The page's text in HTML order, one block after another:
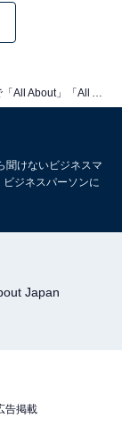
聞けないビジネスマ
ジネスパーソンに
Japan
告掲載